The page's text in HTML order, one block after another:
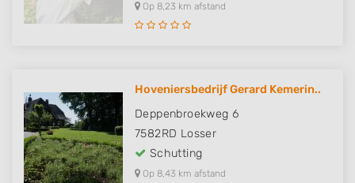
Op 8,23 km afstand
Hoveniersbedrijf Gerard Kemerin..
Deppenbroekweg 6
7582RD Losser
Schutting
Op 8,43 km afstand